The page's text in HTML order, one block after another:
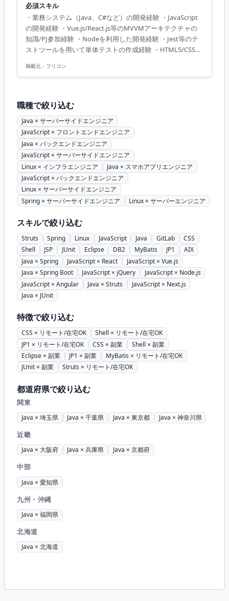
ント開発をVueで行います。 顧客情報の責任区分整理のた
め、代理店が行っている一部の業務をシステムで巻き取
り、 顧客情報のセキュアな環境での管理を目指す。 工程は
要件定義(一部)/設計/製造/試験/リリース工程の実施までを
想定しております。 週5日
必須スキル
・業務システム（Java、C#など）の開発経験 ・JavaScript
の開発経験 ・Vue.js/React.js等のMVVMアーキテクチャの
知識/PJ参加経験 ・Nodeを利用した開発経験 ・Jest等のテ
ストツールを用いて単体テストの作成経験 ・HTML5/CSSで
Gitの経験
掲載元： フリコン
職種で絞り込む
Java × サーバーサイドエンジニア
JavaScript × フロントエンドエンジニア
Java × バックエンドエンジニア
JavaScript × サーバーサイドエンジニア
Linux × インフラエンジニア
Java × スマホアプリエンジニア
JavaScript × バックエンドエンジニア
Linux × サーバーサイドエンジニア
Spring × サーバーサイドエンジニア
Linux × サーバーエンジニア
スキルで絞り込む
Struts Spring Linux JavaScript Java GitLab
CSS
Shell
JSP JUnit Eclipse DB2 MyBatis JP1
AIX
Java × Spring
JavaScript × React
JavaScript × Vue.js
Java × Spring Boot
JavaScript × jQuery
JavaScript × Node.js
JavaScript × Angular
Java × Struts
JavaScript × Next.js
Java × JUnit
特徴で絞り込む
CSS × リモート/在宅OK
Shell × リモート/在宅OK
JP1 × リモート/在宅OK
CSS × 副業
Shell × 副業
Eclipse × 副業
JP1 × 副業
MyBatis × リモート/在宅OK
JUnit × 副業
Struts × リモート/在宅OK
都道府県で絞り込む
関東
Java × 埼玉県 Java × 千葉県 Java × 東京都 Java × 神奈川県
近畿
Java × 大阪府 Java × 兵庫県 Java × 京都府
中部
Java × 愛知県
九州・沖縄
Java × 福岡県
北海道
Java × 北海道